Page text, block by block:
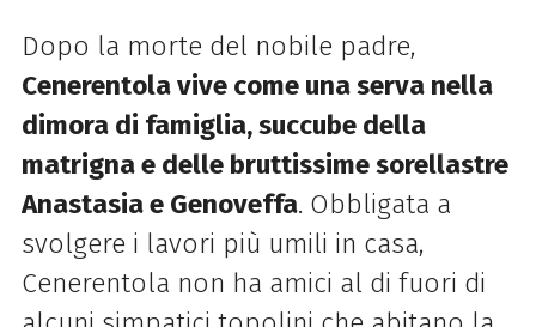
Dopo la morte del nobile padre,
Cenerentola vive come una serva nella
dimora di famiglia, succube della
matrigna e delle bruttissime sorellastre
Anastasia e Genoveffa. Obbligata a
svolgere i lavori più umili in casa,
Cenerentola non ha amici al di fuori di